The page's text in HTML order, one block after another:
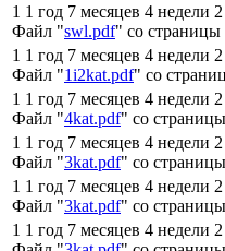
1 1 год 7 месяцев 4 недели
Файл "swl.pdf" со страницы
1 1 год 7 месяцев 4 недели
Файл "1i2kat.pdf" со
1 1 год 7 месяцев 4 недели
Файл "4kat.pdf" со
1 1 год 7 месяцев 4 недели
Файл "3kat.pdf" со
1 1 год 7 месяцев 4 недели
Файл "3kat.pdf" со
1 1 год 7 месяцев 4 недели